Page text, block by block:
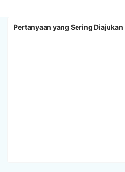
Pertanyaan yang Sering Diajukan